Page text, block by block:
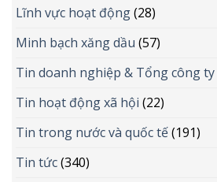
Lĩnh vực hoạt động(28)
Minh bạch xăng dầu (57)
Tin doanh nghiệp & Tổng công ty
Tin hoạt động xã hội (22)
Tin trong nước và quốc tế(191)
Tin tức(340)